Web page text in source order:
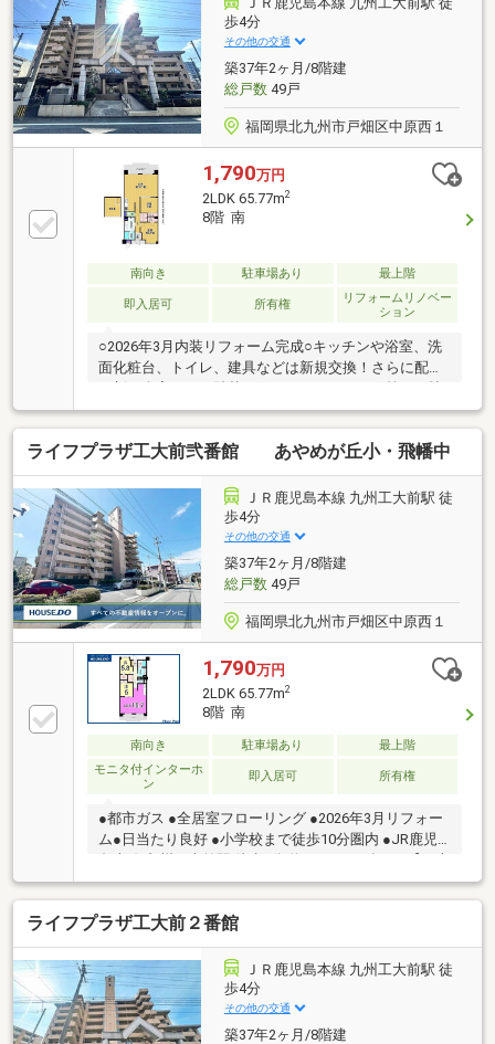
ど、広さは欲しい」そんな方にぜひ見てほしい部屋で
す。
歩4分
その他の交通
築37年2ヶ月/8階建
総戸数49戸
福岡県北九州市戸畑区中原西１
1,790万円
2LDK 65.77m2
8階 南
南向き 駐車場あり 最上階
即入居可 所有権
リフォームリノベー
ション
○2026年3月内装リフォーム完成○キッチンや浴室、洗
面化粧台、トイレ、建具などは新規交換！さらに配管
ほどの屋根裏部屋があります☆来客用の布団類やシー
ズンオフの家電などの収納にも便利ですね○最上階に
立地しているので眺望良好です○JR九州工大前駅まで
は徒歩４分の駅チカ！交通の利便性良好ですね○食材
の調達に便利なスーパーやコンビニが徒歩２分程度と
日々のお買い物に困りません【当社自慢のワンストッ
プサービス】・当社在籍スタッフはリフォーム、ロー
ンに関するエキスパート！・物件購入+リフォーム費
用もまとめてお見積り♪
ライフプラザ工大前弐番館 あやめが丘小・飛幡中
ＪＲ鹿児島本線 九州工大前駅 徒
歩4分
その他の交通
築37年2ヶ月/8階建
総戸数49戸
福岡県北九州市戸畑区中原西１
1,790万円
2LDK 65.77m2
8階 南
南向き 駐車場あり
最上階
モニタ付インターホ
ン
即入居可 所有権
●都市ガス ●全居室フローリング ●2026年3月リフォー
ム●日当たり良好 ●小学校まで徒歩10分圏内 ●JR鹿児
入口】停 徒歩3分 約167ｍ●あやめが丘小学校 徒歩7分
約487ｍ●飛幡中学校 徒歩11分 約841ｍ●スピナ戸畑店
徒歩2分 約134ｍ●セブンイレブン戸畑中原西1丁目店
徒歩2分 約159ｍ【 現地情報の確認・問い合わせ 】
TEL : 0120-210-397 までお気軽にどうぞ^^
ライフプラザ工大前２番館
ＪＲ鹿児島本線 九州工大前駅 徒
歩4分
その他の交通
築37年2ヶ月/8階建